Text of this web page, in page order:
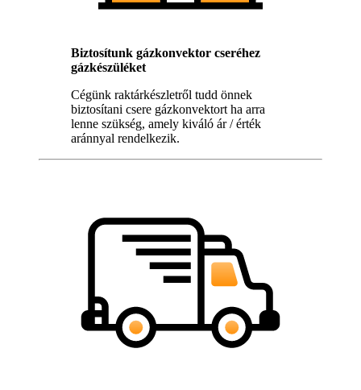
Biztosítunk gázkonvektor cseréhez
gázkészüléket
Cégünk raktárkészletről tudd önnek
biztosítani csere gázkonvektort ha arra
lenne szükség, amely kiváló ár / érték
aránnyal rendelkezik.